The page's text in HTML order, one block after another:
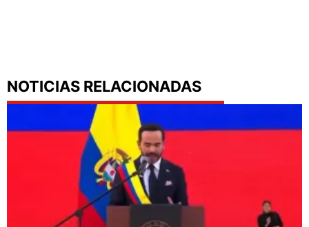
NOTICIAS RELACIONADAS